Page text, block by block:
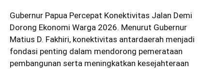
Gubernur Papua Percepat Konektivitas Jalan Demi
Dorong Ekonomi Warga 2026. Menurut Gubernur
Matius D. Fakhiri, konektivitas antardaerah menjadi
fondasi penting dalam mendorong pemerataan
pembangunan serta meningkatkan kesejahteraan